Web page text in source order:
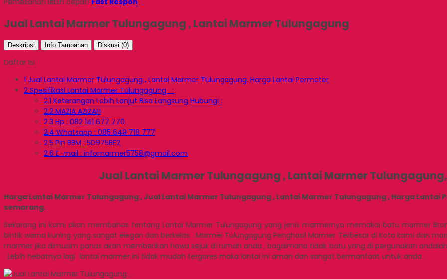
Jual Lantai Marmer Tulungagung , Lantai Marmer Tulungagung
Deskripsi Info Tambahan Diskusi (0)
Daftar Isi
1 Jual Lantai Marmer Tulungagung , Lantai Marmer Tulungagung, Harga Lantai Permeter
2 Spesifikasi Lantai Marmer Tulungagung :
2.1 Keterangan Lebih Lanjut Bisa Langsung Hubungi :
2.2 MAZIA AZIZAH
2.3 Hp : 082 141 677 770
2.4 Whatsapp : 085 649 718 777
2.5 Pin BBM : 5D975BE2
2.6 E-mail : infomarmer5758@gmail.com
Jual Lantai Marmer Tulungagung , Lantai Marmer
Harga Lantai Marmer Tulungagung , Jual Lantai Marmer Tulungagung , Lantai Marmer Tulungagung , Harga
semarang.
Sekarang ini kami akan membahas tentang Lantai Marmer Tulungagung yang jenis marmernya memakai batu marmer
bintik warna kuning yang sangat elegan dan berkelas . Marmer Tulungagung Penghasil Marmer Terbesar di Kota kami dan
marmer jika dimusim panas akan memberikan hawa sejuk di rumah anda , bagaimana tidak batu yang di pergunakan
. Lebih hebatnya lagi lantai marmer ini tidak mudah tergores maka lantai ini aman dan sangat bermanfaat untuk anda .